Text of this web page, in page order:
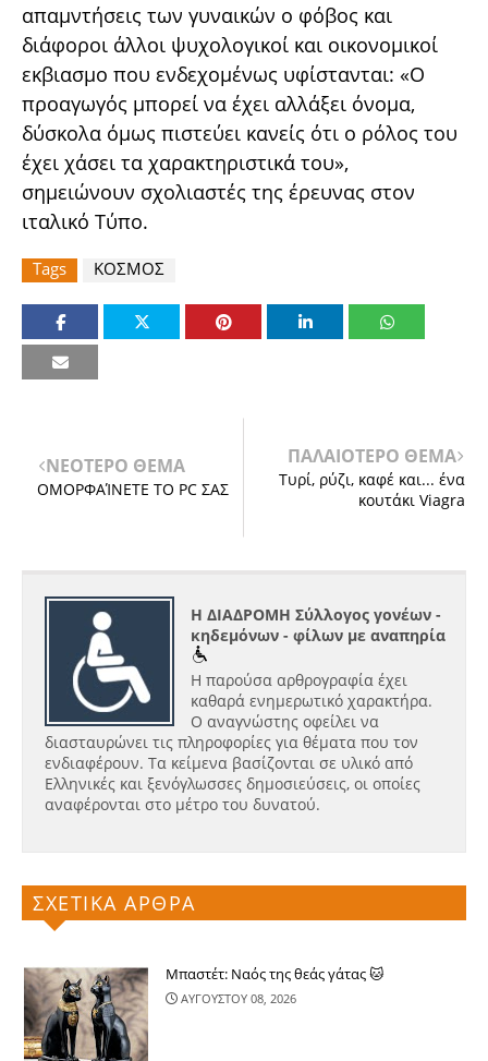
απαμντήσεις των γυναικών ο φόβος και
διάφοροι άλλοι ψυχολογικοί και οικονομικοί
εκβιασμο που ενδεχομένως υφίστανται: «Ο
προαγωγός μπορεί να έχει αλλάξει όνομα,
δύσκολα όμως πιστεύει κανείς ότι ο ρόλος του
έχει χάσει τα χαρακτηριστικά του»,
σημειώνουν σχολιαστές της έρευνας στον
ιταλικό Τύπο.
Tags ΚΟΣΜΟΣ
ΝΕΟΤΕΡΟ ΘΕΜΑ
ΟΜΟΡΦΑΊΝΕΤΕ ΤΟ PC ΣΑΣ
ΠΑΛΑΙΟΤΕΡΟ ΘΕΜΑ
Τυρί, ρύζι, καφέ και... ένα
κουτάκι Viagra
Η ΔΙΑΔΡΟΜΗ Σύλλογος γονέων -
κηδεμόνων - φίλων με αναπηρία
Η παρούσα αρθρογραφία έχει
καθαρά ενημερωτικό χαρακτήρα.
Ο αναγνώστης οφείλει να
διασταυρώνει τις πληροφορίες για θέματα που τον
ενδιαφέρουν. Τα κείμενα βασίζονται σε υλικό από
Ελληνικές και ξενόγλωσσες δημοσιεύσεις, οι οποίες
αναφέρονται στο μέτρο του δυνατού.
ΣΧΕΤΙΚΑ ΑΡΘΡΑ
Μπαστέτ: Ναός της θεάς γάτας 🐱
ΑΥΓΟΥΣΤΟΥ 08, 2026